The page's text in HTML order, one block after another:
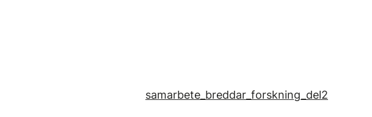
samarbete_breddar_forskning_del2